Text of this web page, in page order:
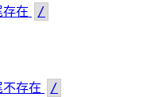
在 /
存在 /